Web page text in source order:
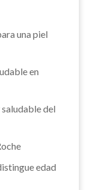
una piel
en
del
edad